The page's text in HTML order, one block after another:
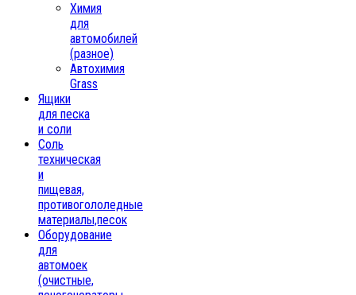
Химия
для
автомобилей
(разное)
Автохимия
Grass
Ящики
для песка
и соли
Соль
техническая
и
пищевая,
противогололедные
материалы,песок
Oборудование
для
автомоек
(очистные,